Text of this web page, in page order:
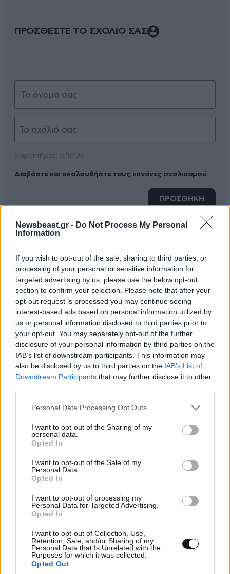
Newsbeast.gr - Do Not Process My Personal
Information
If you wish to opt-out of the sale, sharing to third parties, or
processing of your personal or sensitive information for
targeted advertising by us, please use the below opt-out
section to confirm your selection. Please note that after your
opt-out request is processed you may continue seeing
interest-based ads based on personal information utilized by
us or personal information disclosed to third parties prior to
your opt-out. You may separately opt-out of the further
disclosure of your personal information by third parties on the
IAB’s list of downstream participants. This information may
also be disclosed by us to third parties on the IAB’s List of
Downstream Participants that may further disclose it to other
Please note that this website/app uses one or more Google
not limited to your visit or usage behaviour. You may click to
grant or deny consent to Google and its third-party tags to
use your data for below specified purposes in below Google
consent section.
Personal Data Processing Opt Outs
I want to opt-out of the Sharing of my
personal data.
Opted In
I want to opt-out of the Sale of my
Personal Data.
Opted In
I want to opt-out of processing my
Personal Data for Targeted Advertising.
Opted In
I want to opt-out of Collection, Use,
Retention, Sale, and/or Sharing of my
Personal Data that Is Unrelated with the
Purposes for which it was collected.
Opted Out
ΠΡΟΣΘΕΣΤΕ ΤΟ ΣΧΟΛΙΟ ΣΑΣ
Διαβάστε και ακολουθήστε τους κανόνες σχολιασμού
ΠΡΟΣΘΗΚΗ
Einai idio ton Ellinikon kuvernisseon na ktupoun tous
polites tous katakefala!Amfivalo polu ean oi dikastikes
autes apofasseis einai oles sostes!TRECHA kai
GUREUE!Einai ktismena ektos schediou Poleos?Kai
pote upirchan stin Ellada kai eidika sta nissia starata
schedia Poleos? Ean ginei Elenchos tote stin Anatoliki
EIDIKA GERMANIA THA PREPEI NA
XANAOIKODOMITHEI 100%!